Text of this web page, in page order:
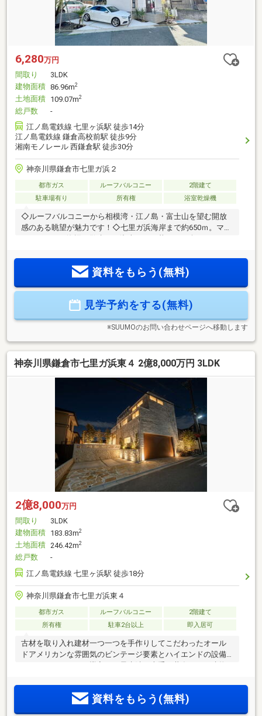
6,280万円
間取り
3LDK
建物面積 86.96m2
土地面積 109.07m2
総戸数
-
江ノ島電鉄線 七里ヶ浜駅 徒歩14分
江ノ島電鉄線 鎌倉高校前駅 徒歩9分
湘南モノレール 西鎌倉駅 徒歩30分
神奈川県鎌倉市七里ガ浜２
都市ガス ルーフバルコニー
2階建て
駐車場有り
所有権 浴室乾燥機
◇ルーフバルコニーから相模湾・江ノ島・富士山を望む開放
感のある眺望が魅力です！◇七里ガ浜海岸まで約650ｍ。マリ
適にする設備が充実しています！◇各居室収納に加え、ウォ
ークインクローゼット・床下収納など収納豊富でお部屋をす
資料をもらう(無料)
見学予約をする(無料)
※SUUMOのお問い合わせページへ移動します
神奈川県鎌倉市七里ガ浜東４ 2億8,000万円 3LDK
2億8,000万円
間取り
3LDK
建物面積 183.83m2
土地面積 246.42m2
総戸数
-
江ノ島電鉄線 七里ヶ浜駅 徒歩18分
神奈川県鎌倉市七里ガ浜東４
都市ガス ルーフバルコニー
2階建て
所有権
駐車2台以上 即入居可
古材を取り入れ建材一つ一つを手作りしてこだわったオール
ドアメリカンな雰囲気のビンテージ要素とハイエンドの設備
ュー電動シャッター付のガレージは並列で2台駐車でき、建物
内へ直接出入りできる設計となっていますガレージ外にも2台
資料をもらう(無料)